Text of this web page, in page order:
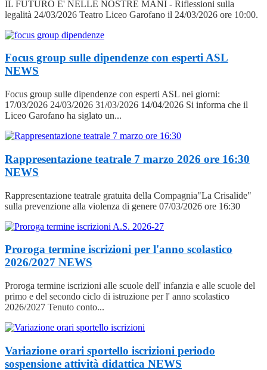
IL FUTURO E' NELLE NOSTRE MANI - Riflessioni sulla
legalità 24/03/2026 Teatro Liceo Garofano il 24/03/2026 ore 10:00.
Focus group sulle dipendenze con esperti ASL
NEWS
Focus group sulle dipendenze con esperti ASL nei giorni:
17/03/2026 24/03/2026 31/03/2026 14/04/2026 Si informa che il
Liceo Garofano ha siglato un...
Rappresentazione teatrale 7 marzo 2026 ore 16:30
NEWS
Rappresentazione teatrale gratuita della Compagnia"La Crisalide"
sulla prevenzione alla violenza di genere 07/03/2026 ore 16:30
Proroga termine iscrizioni per l'anno scolastico
2026/2027 NEWS
Proroga termine iscrizioni alle scuole dell' infanzia e alle scuole del
primo e del secondo ciclo di istruzione per l' anno scolastico
2026/2027 Tenuto conto...
Variazione orari sportello iscrizioni periodo
sospensione attività didattica NEWS